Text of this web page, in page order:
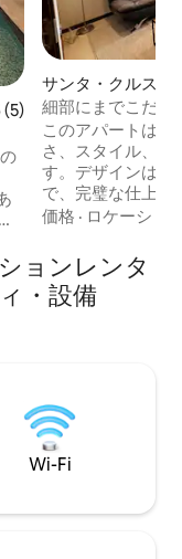
ー5件、5つ星中4.6つ
(5)
サンタ・クルス・
エラのマンション
細部にまでこだわ
このアパートは、
さ、スタイル、快
す。デザインはブ
で、完璧な仕上が
チン、居心地の良
クスできる美し
な体験を提供し
心部に位置し、
す。きっと気に入るは
き！
価格 · ロケーショ
ョンレンタ
・設備
Wi-Fi